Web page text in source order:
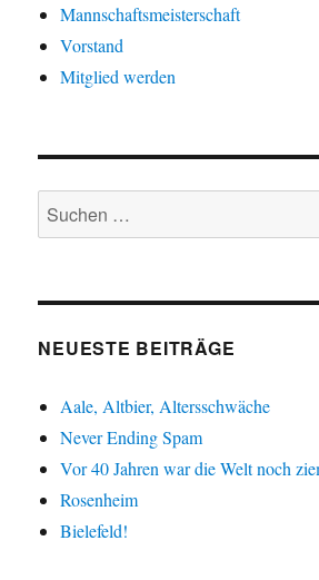
Mannschaftsmeisterschaft
Vorstand
Mitglied werden
Suche
nach:
NEUESTE BEITRÄGE
Aale, Altbier, Altersschwäche
Never Ending Spam
Vor 40 Jahren war die Welt noch
Rosenheim
Bielefeld!